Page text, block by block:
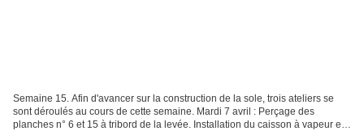
Semaine 15. Afin d'avancer sur la construction de la sole, trois ateliers se
sont déroulés au cours de cette semaine. Mardi 7 avril : Perçage des
planches n° 6 et 15 à tribord de la levée. Installation du caisson à vapeur et